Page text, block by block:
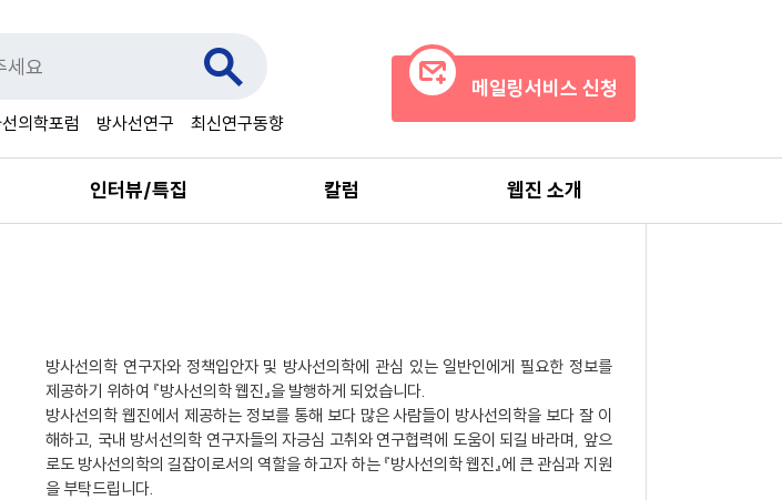
의학포럼 방사선연구 최신연구동향
메일링서비스 신청
인터뷰/특집 칼럼 웹진 소개
방사선의학 연구자와 정책입안자 및 방사선의학에 관심 있는 일반인에게 필요한 정보를
제공하기 위하여 『방사선의학 웹진』을 발행하게 되었습니다.
방사선의학 웹진에서 제공하는 정보를 통해 보다 많은 사람들이 방사선의학을 보다 잘 이
해하고, 국내 방서선의학 연구자들의 자긍심 고취와 연구협력에 도움이 되길 바라며, 앞으
로도 방사선의학의 길잡이로서의 역할을 하고자 하는 『방사선의학 웹진』에 큰 관심과 지원
을 부탁드립니다.